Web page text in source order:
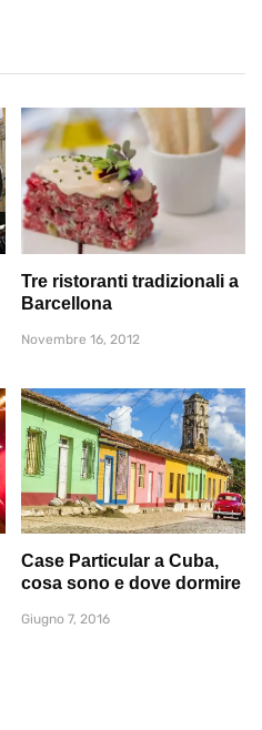
Tre ristoranti tradizionali a
Barcellona
Novembre 16, 2012
Case Particular a Cuba,
cosa sono e dove dormire
Giugno 7, 2016